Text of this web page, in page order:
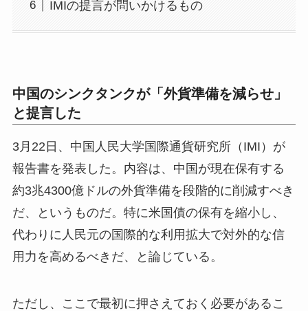
IMIの提言が問いかけるもの
中国のシンクタンクが「外貨準備を減らせ」
と提言した
3月22日、中国人民大学国際通貨研究所（IMI）が
報告書を発表した。内容は、中国が現在保有する
約3兆4300億ドルの外貨準備を段階的に削減すべき
だ、というものだ。特に米国債の保有を縮小し、
代わりに人民元の国際的な利用拡大で対外的な信
用力を高めるべきだ、と論じている。
ただし、ここで最初に押さえておく必要があるこ